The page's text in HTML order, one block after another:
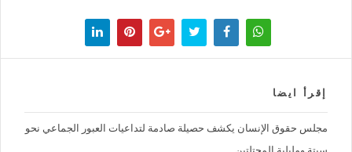
إقرأ ايضا
مجلس حقوق الإنسان يكشف حصيلة صادمة لتداعيات العبور الجماعي نحو